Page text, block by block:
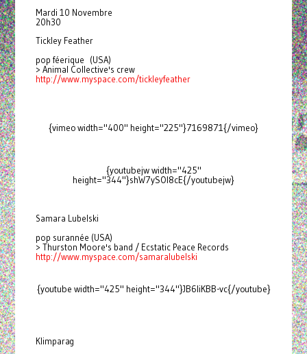
Mardi 10 Novembre
20h30
Tickley Feather
pop féerique (USA)
> Animal Collective's crew
http://www.myspace.com/tickleyfeather
{vimeo width="400" height="225"}7169871{/vimeo}
{youtubejw width="425"
height="344"}shW7ySOl8cE{/youtubejw}
Samara Lubelski
pop surannée (USA)
> Thurston Moore's band / Ecstatic Peace Records
http://www.myspace.com/samaralubelski
{youtube width="425" height="344"}JB6liKBB-vc{/youtube}
Klimparag